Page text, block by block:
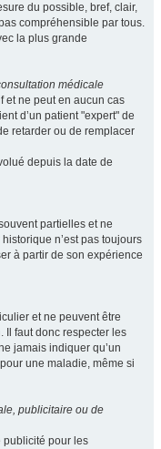
du possible, bref, clair,
compréhensible par tous.
la plus grande
médicale
et ne peut en aucun cas
d’un patient "expert" de
retarder ou de remplacer
depuis la date de
partielles et ne
n’est pas toujours
à partir de son expérience
et ne peuvent être
Il faut donc respecter les
jamais indiquer qu’un
une maladie, même si
publicitaire ou de
publicité pour les